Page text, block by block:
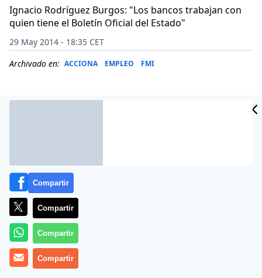
Ignacio Rodríguez Burgos: "Los bancos trabajan con
quien tiene el Boletín Oficial del Estado"
29 May 2014 - 18:35 CET
Archivado en: ACCIONA EMPLEO FMI
La economía no es complicada…si sabe consultar las
fuentes adecuadas. Aquí, en este entrevista en
Compartir
Compartir
Compartir
Compartir